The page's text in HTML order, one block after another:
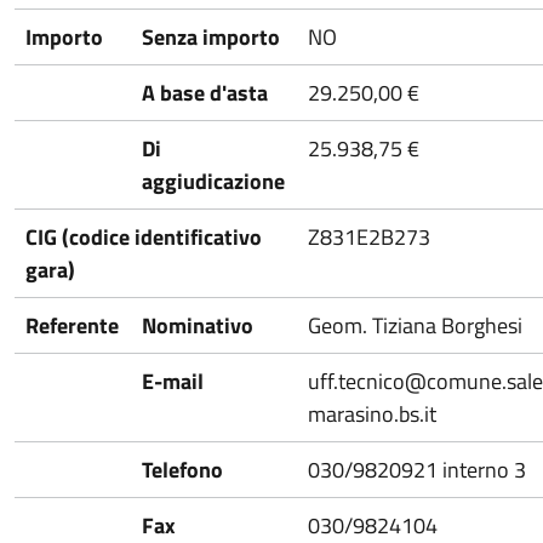
Importo
Senza importo
NO
A base d'asta
29.250,00 €
Di
aggiudicazione
25.938,75 €
CIG (codice identificativo
gara)
Z831E2B273
Referente Nominativo
Geom. Tiziana Borghesi
E-mail
marasino.bs.it
Telefono
030/9820921 interno 3
Fax
030/9824104